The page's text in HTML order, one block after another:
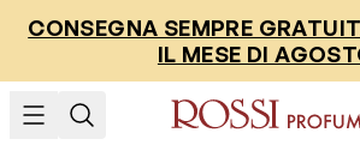
CONSEGNA SEMPRE
IL MESE DI